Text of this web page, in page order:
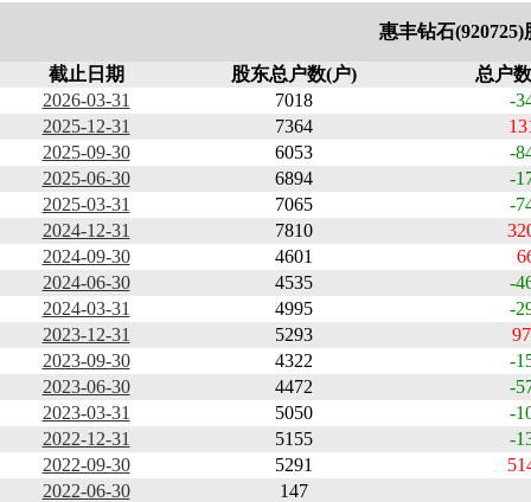
惠丰钻石(920725)
截止日期 股东总户数(户)
总户
2026-03-31
7018
-
2025-12-31
7364
2025-09-30
6053
-
2025-06-30
6894
-
2025-03-31
7065
-
2024-12-31
7810
2024-09-30
4601
2024-06-30
4535
-
2024-03-31
4995
-
2023-12-31
5293
2023-09-30
4322
-
2023-06-30
4472
-
2023-03-31
5050
-
2022-12-31
5155
-
2022-09-30
5291
2022-06-30
147